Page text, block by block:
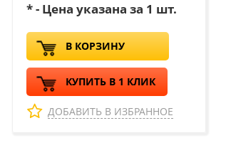
* - Цена указана за 1 шт.
В КОРЗИНУ
КУПИТЬ В 1 КЛИК
ДОБАВИТЬ В ИЗБРАННОЕ